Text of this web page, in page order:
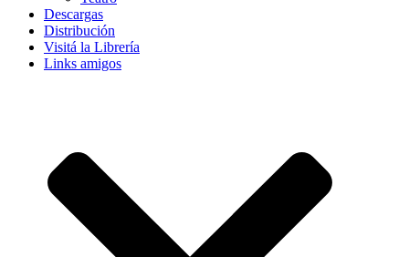
Descargas
Distribución
Visitá la Librería
Links amigos